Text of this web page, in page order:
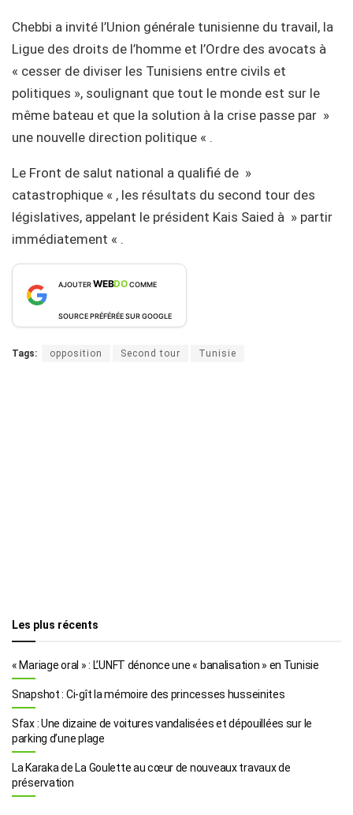
Chebbi a invité l’Union générale tunisienne du travail, la
Ligue des droits de l’homme et l’Ordre des avocats à
« cesser de diviser les Tunisiens entre civils et
politiques », soulignant que tout le monde est sur le
même bateau et que la solution à la crise passe par »
une nouvelle direction politique « .
Le Front de salut national a qualifié de »
catastrophique « , les résultats du second tour des
législatives, appelant le président Kais Saied à » partir
immédiatement « .
AJOUTERWEBDOCOMME
SOURCE PRÉFÉRÉE SUR GOOGLE
Tags: opposition Second tour Tunisie
Les plus récents
« Mariage oral » : L’UNFT dénonce une « banalisation » en Tunisie
Snapshot : Ci-gît la mémoire des princesses husseinites
Sfax : Une dizaine de voitures vandalisées et dépouillées sur le
parking d’une plage
La Karaka de La Goulette au cœur de nouveaux travaux de
préservation